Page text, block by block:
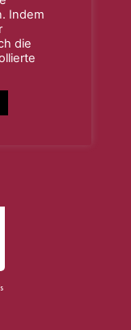
Indem
die